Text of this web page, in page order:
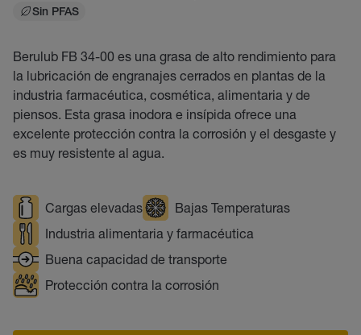
Sin PFAS
Berulub FB 34-00 es una grasa de alto rendimiento para
la lubricación de engranajes cerrados en plantas de la
industria farmacéutica, cosmética, alimentaria y de
piensos. Esta grasa inodora e insípida ofrece una
excelente protección contra la corrosión y el desgaste y
es muy resistente al agua.
Cargas elevadas
Bajas Temperaturas
Industria alimentaria y farmacéutica
Buena capacidad de transporte
Protección contra la corrosión